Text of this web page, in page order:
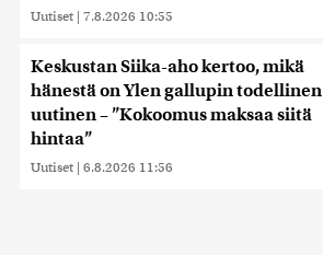
Uutiset | 7.8.2026 10:55
Keskustan Siika-aho kertoo, mikä
hänestä on Ylen gallupin todellinen
uutinen – ”Kokoomus maksaa siitä
hintaa”
Uutiset | 6.8.2026 11:56